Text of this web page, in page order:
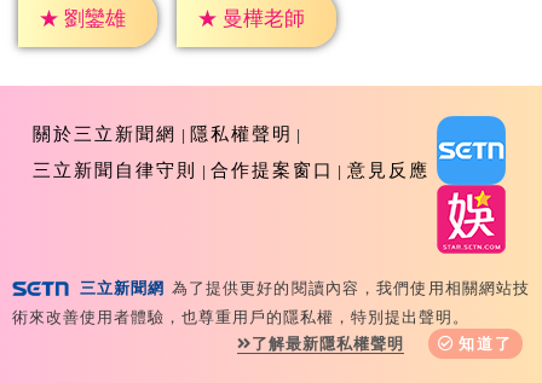
★ 劉鑾雄 ★ 曼樺老師
關於三立新聞網
隱私權聲明
三立新聞自律守則
合作提案窗口 意見反應
Copyright ©2026 Sanlih E-Television All Rights
Reserved 版權所有 盜用必究 台北市內湖區舊宗路一段159
號 02-8792-8888
三立新聞網 為了提供更好的閱讀內容，我們使用相關網站技
術來改善使用者體驗，也尊重用戶的隱私權，特別提出聲明。
了解最新隱私權聲明
知道了